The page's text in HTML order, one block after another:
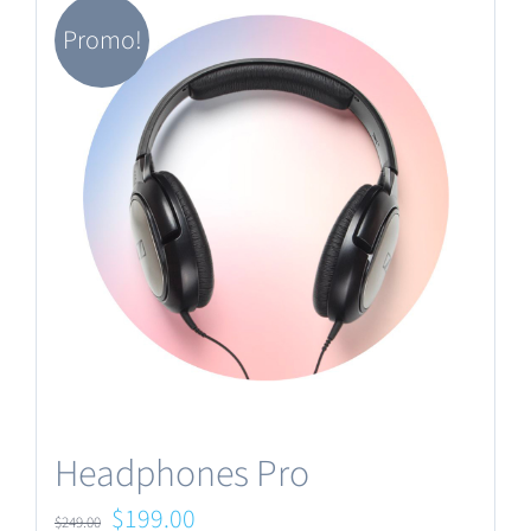
Promo!
Headphones Pro
$249.00 Le
$199.00